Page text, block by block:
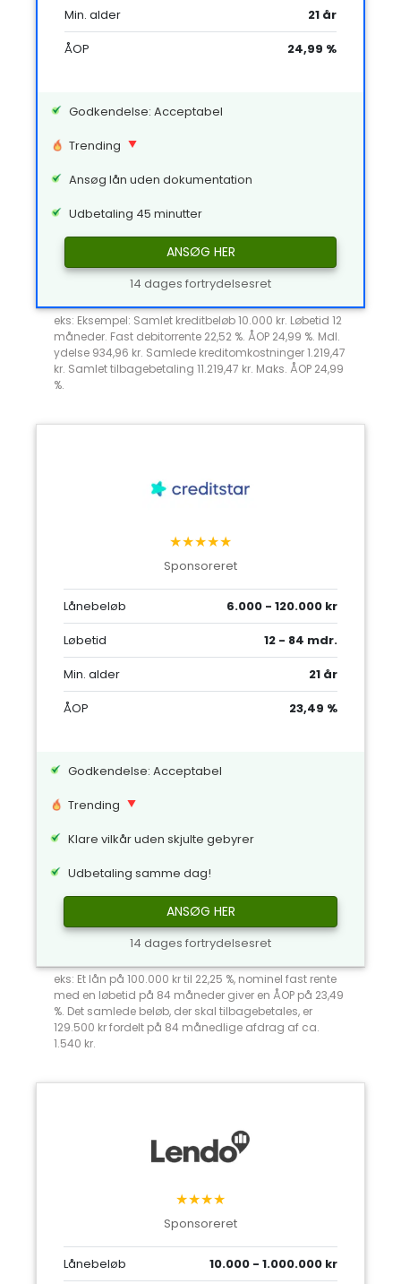
Min. alder
21 år
ÅOP
24,99 %
Godkendelse: Acceptabel
Trending
Ansøg lån uden dokumentation
Udbetaling 45 minutter
ANSØG HER
14 dages fortrydelsesret
eks: Eksempel: Samlet kreditbeløb 10.000 kr. Løbetid 12
måneder. Fast debitorrente 22,52 %. ÅOP 24,99 %. Mdl.
ydelse 934,96 kr. Samlede kreditomkostninger 1.219,47
kr. Samlet tilbagebetaling 11.219,47 kr. Maks. ÅOP 24,99
%.
★★★★★
Sponsoreret
Lånebeløb
6.000 - 120.000 kr
Løbetid
12 - 84 mdr.
Min. alder
21 år
ÅOP
23,49 %
Godkendelse: Acceptabel
Trending
Klare vilkår uden skjulte gebyrer
Udbetaling samme dag!
ANSØG HER
14 dages fortrydelsesret
eks: Et lån på 100.000 kr til 22,25 %, nominel fast rente
med en løbetid på 84 måneder giver en ÅOP på 23,49
%. Det samlede beløb, der skal tilbagebetales, er
129.500 kr fordelt på 84 månedlige afdrag af ca.
1.540 kr.
★★★★
Sponsoreret
Lånebeløb 10.000 - 1.000.000 kr